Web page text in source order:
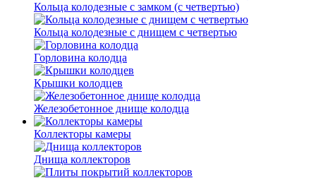
Кольца колодезные с замком (с четвертью)
Кольца колодезные с днищем с четвертью
Горловина колодца
Крышки колодцев
Железобетонное днище колодца
Коллекторы камеры
Днища коллекторов